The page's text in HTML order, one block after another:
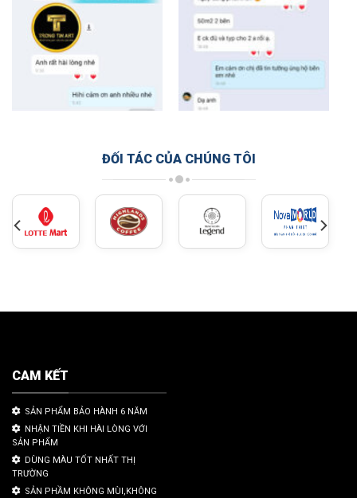
ĐỐI TÁC CỦA CHÚNG TÔI
CAM KẾT
SẢN PHẨM BẢO HÀNH 6 NĂM
NHẬN TIỀN KHI HÀI LÒNG VỚI
SẢN PHẨM
DÙNG MÀU TỐT NHẤT THỊ
TRƯỜNG
SẢN PHẦM KHÔNG MÙI,KHÔNG